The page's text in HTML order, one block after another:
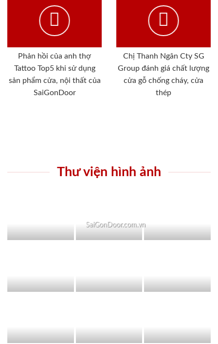
Phản hồi của anh thợ
Tattoo Top5 khi sử dụng
sản phẩm cửa, nội thất của
SaiGonDoor
Chị Thanh Ngân Cty SG
Group đánh giá chất lượng
cửa gỗ chống cháy, cửa
thép
Thư viện hình ảnh
SaiGonDoor.com.vn